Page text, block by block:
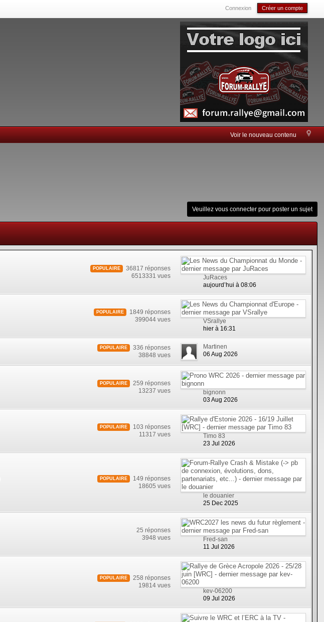
Connexion Créer un compte
Voir le nouveau contenu
Veuillez vous connecter pour poster un sujet
POPULAIRE
36817 réponses
6513331 vues
JuRaces
aujourd’hui à 08:06
POPULAIRE
1849 réponses
399044 vues
VSrallye
hier à 16:31
POPULAIRE
336 réponses
38848 vues
Martinen
06 Aug 2026
POPULAIRE
259 réponses
13237 vues
bignonn
03 Aug 2026
POPULAIRE
103 réponses
11317 vues
Timo 83
23 Jul 2026
POPULAIRE
149 réponses
18605 vues
le douanier
25 Dec 2025
25 réponses
3948 vues
Fred-san
11 Jul 2026
POPULAIRE
258 réponses
19814 vues
kev-06200
09 Jul 2026